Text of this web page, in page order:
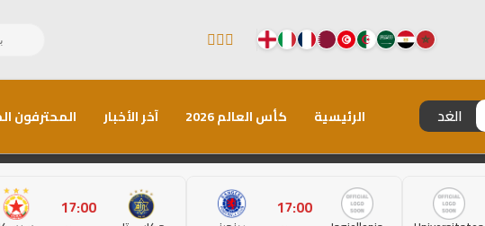
الغد الرئيسية كأس العالم 2026 آخر الأخبار المحترفون
17:00
17:00